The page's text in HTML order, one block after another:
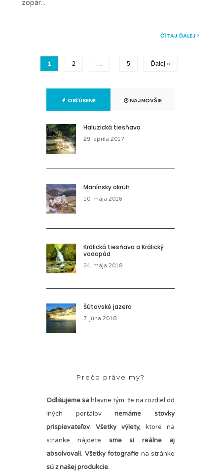
zopár...
ČÍTAJ ĎALEJ
1 2 … 5 Ďalej »
OBĽÚBENÉ NAJNOVŠIE
Haluzická tiesňava
29. apríla 2017
Manínsky okruh
10. mája 2016
Králická tiesňava a Králický
vodopád
24. mája 2018
Šútovské jazero
7. júna 2018
Prečo práve my?
Odlišujeme sahlavne tým, že na rozdiel od
iných portálovnemáme stovky
prispievateľov. Všetky výlety, ktoré na
stránke nájdete sme si reálne aj
absolvovali. Všetky fotografie na stránke
sú z našej produkcie.